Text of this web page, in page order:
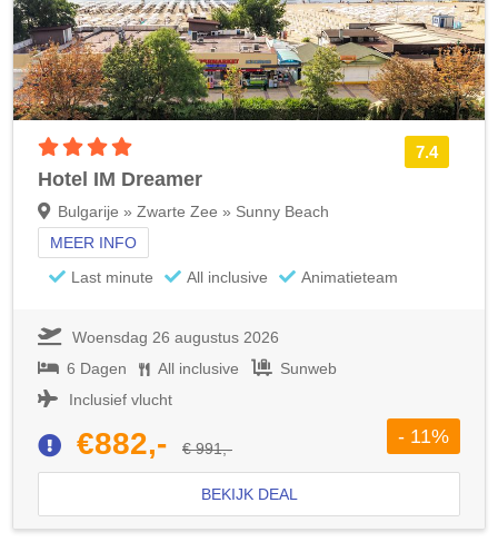
7.4
Hotel IM Dreamer
Bulgarije » Zwarte Zee » Sunny Beach
MEER INFO
Last minute
All inclusive Animatieteam
Woensdag 26 augustus 2026
6 Dagen
All inclusive
Sunweb
Inclusief vlucht
€882,- € 991,-
- 11%
BEKIJK DEAL